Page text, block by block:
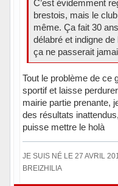
C’est évidemment
brestois, mais le club
même. Ça fait 30
délabré et indigne
ça ne passerait
Tout le problème de ce
sportif et laisse
mairie partie prenante,
des résultats
puisse mettre le holà
JE SUIS NÉ LE 27 AVRIL
BREIZHILIA